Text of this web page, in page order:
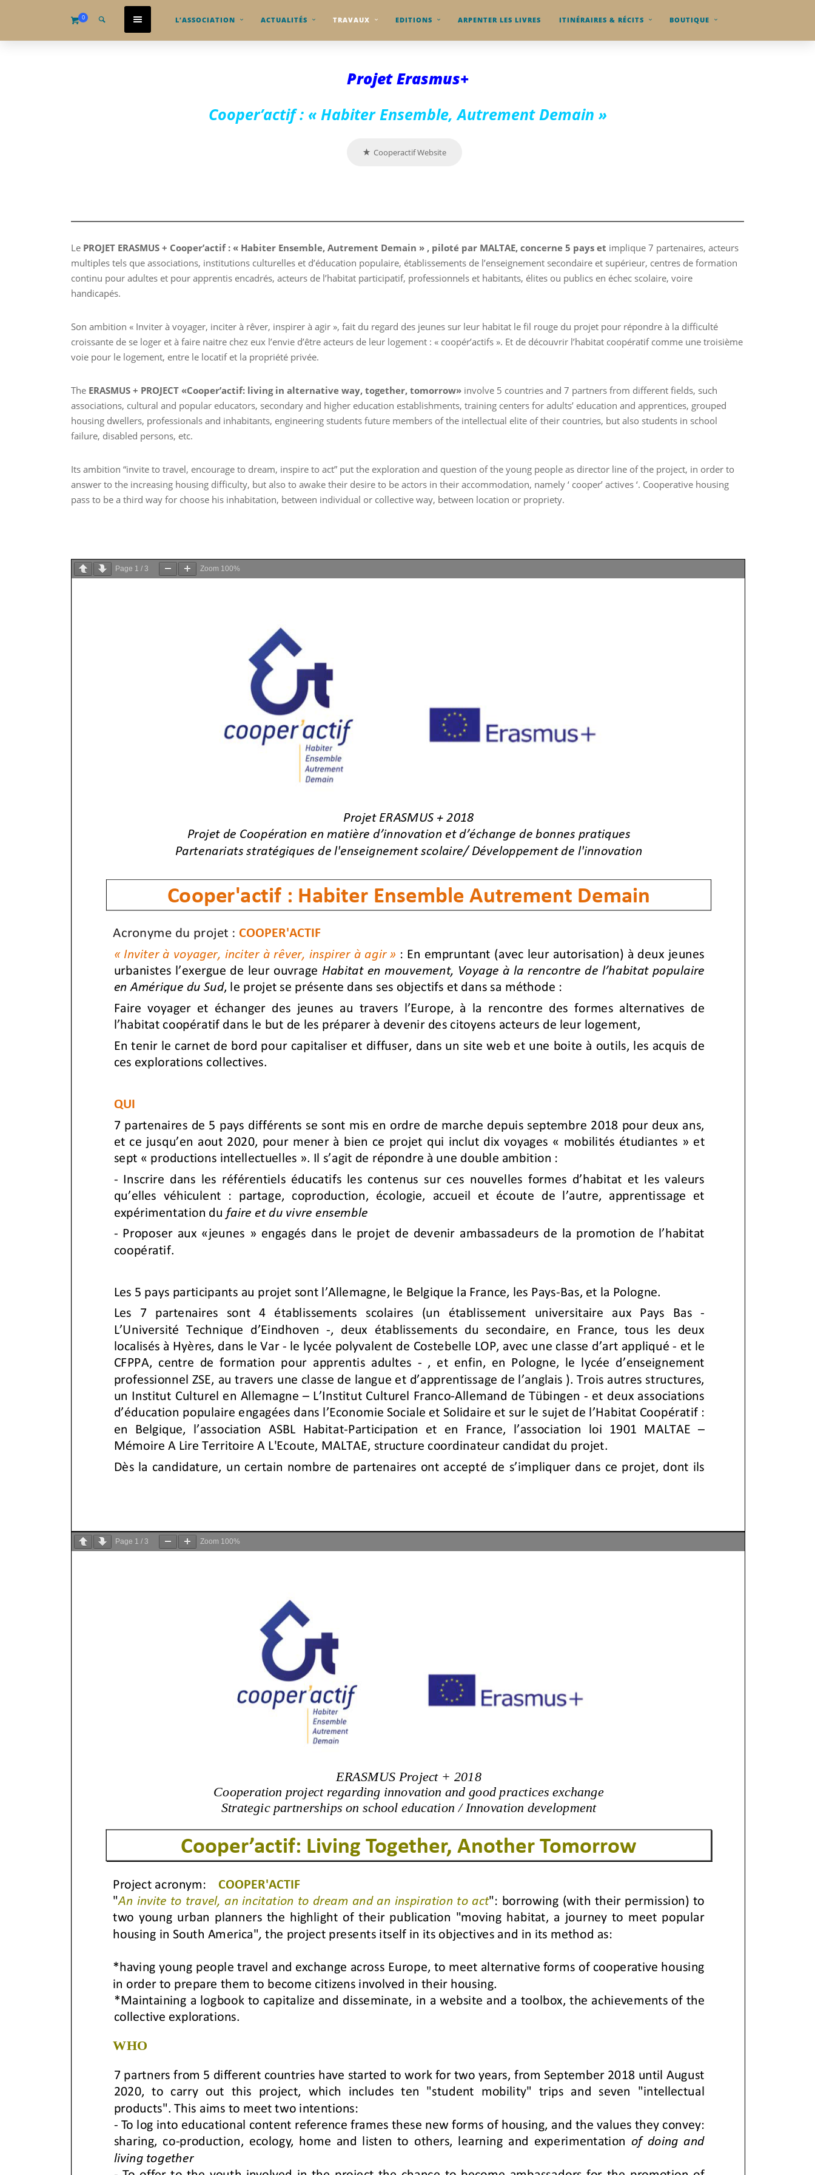
0 L’ASSOCIATION ACTUALITÉS TRAVAUX EDITIONS ARPENTER LES LIVRES ITINÉRAIRES & RÉCITS BOUTIQUE
Projet Erasmus+
Cooper’actif : « Habiter Ensemble, Autrement Demain »
Cooperactif Website
Le PROJET ERASMUS + Cooper’actif : « Habiter Ensemble, Autrement Demain » , piloté par MALTAE, concerne 5 pays et implique 7 partenaires, acteurs
multiples tels que associations, institutions culturelles et d’éducation populaire, établissements de l’enseignement secondaire et supérieur, centres de formation
continu pour adultes et pour apprentis encadrés, acteurs de l’habitat participatif, professionnels et habitants, élites ou publics en échec scolaire, voire
handicapés.
Son ambition « Inviter à voyager, inciter à rêver, inspirer à agir », fait du regard des jeunes sur leur habitat le fil rouge du projet pour répondre à la difficulté
croissante de se loger et à faire naitre chez eux l’envie d’être acteurs de leur logement : « coopér’actifs ». Et de découvrir l’habitat coopératif comme une troisième
voie pour le logement, entre le locatif et la propriété privée.
The ERASMUS + PROJECT «Cooper’actif: living in alternative way, together, tomorrow» involve 5 countries and 7 partners from different fields, such
associations, cultural and popular educators, secondary and higher education establishments, training centers for adults’ education and apprentices, grouped
housing dwellers, professionals and inhabitants, engineering students future members of the intellectual elite of their countries, but also students in school
failure, disabled persons, etc.
Its ambition “invite to travel, encourage to dream, inspire to act” put the exploration and question of the young people as director line of the project, in order to
answer to the increasing housing difficulty, but also to awake their desire to be actors in their accommodation, namely ‘ cooper’ actives ‘. Cooperative housing
pass to be a third way for choose his inhabitation, between individual or collective way, between location or propriety.
Page 1 / 3 Zoom 100%
Page 1 / 3 Zoom 100%